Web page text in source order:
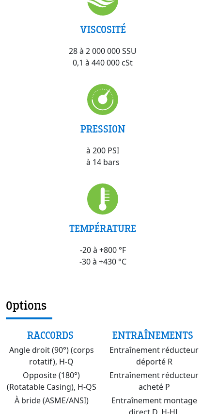
VISCOSITÉ
28 à 2 000 000 SSU
0,1 à 440 000 cSt
PRESSION
à 200 PSI
à 14 bars
TEMPÉRATURE
-20 à +800 °F
-30 à +430 °C
Options
RACCORDS
Angle droit (90°) (corps
rotatif), H-Q
Opposite (180°)
(Rotatable Casing), H-QS
À bride (ASME/ANSI)
ENTRAÎNEMENTS
Entraînement réducteur
déporté R
Entraînement réducteur
acheté P
Entraînement montage